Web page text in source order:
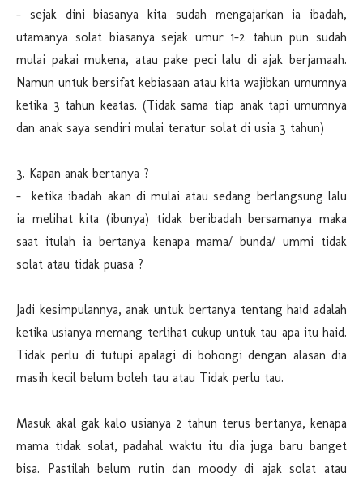
- sejak dini biasanya kita sudah mengajarkan ia ibadah,
utamanya solat biasanya sejak umur 1-2 tahun pun sudah
mulai pakai mukena, atau pake peci lalu di ajak berjamaah.
Namun untuk bersifat kebiasaan atau kita wajibkan umumnya
ketika 3 tahun keatas. (Tidak sama tiap anak tapi umumnya
dan anak saya sendiri mulai teratur solat di usia 3 tahun)
3. Kapan anak bertanya ?
- ketika ibadah akan di mulai atau sedang berlangsung lalu
ia melihat kita (ibunya) tidak beribadah bersamanya maka
saat itulah ia bertanya kenapa mama/ bunda/ ummi tidak
solat atau tidak puasa ?
Jadi kesimpulannya, anak untuk bertanya tentang haid adalah
ketika usianya memang terlihat cukup untuk tau apa itu haid.
Tidak perlu di tutupi apalagi di bohongi dengan alasan dia
masih kecil belum boleh tau atau Tidak perlu tau.
Masuk akal gak kalo usianya 2 tahun terus bertanya, kenapa
mama tidak solat, padahal waktu itu dia juga baru banget
bisa. Pastilah belum rutin dan moody di ajak solat atau